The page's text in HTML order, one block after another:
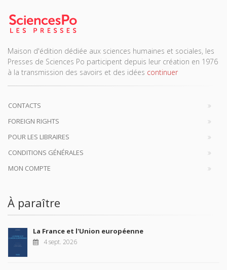
Maison d'édition dédiée aux sciences humaines et sociales, les
Presses de Sciences Po participent depuis leur création en 1976
à la transmission des savoirs et des idées continuer
CONTACTS
FOREIGN RIGHTS
POUR LES LIBRAIRES
CONDITIONS GÉNÉRALES
MON COMPTE
À paraître
La France et l'Union européenne
4 sept. 2026